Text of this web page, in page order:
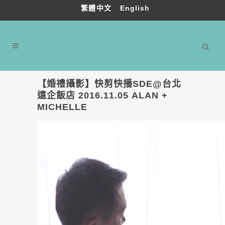
繁體中文 English
【婚禮攝影】快剪快播SDE@台北
遠企飯店 2016.11.05 ALAN +
MICHELLE